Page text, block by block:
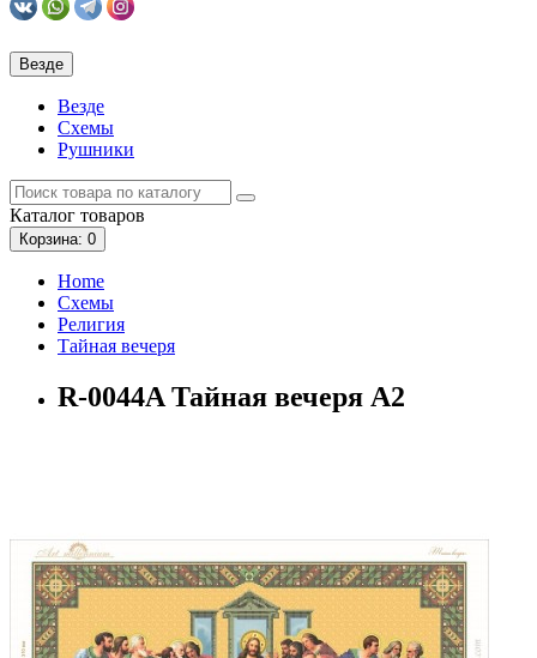
Везде
Везде
Схемы
Рушники
Каталог товаров
Корзина: 0
Home
Схемы
Религия
Тайная вечеря
R-0044A Тайная вечеря A2